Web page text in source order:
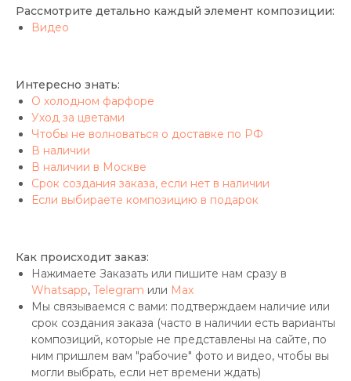
Рассмотрите детально каждый элемент композиции:
Видео
Интересно знать:
О холодном фарфоре
Уход за цветами
Чтобы не волноваться о доставке по РФ
В наличии
В наличии в Москве
Срок создания заказа, если нет в наличии
Если выбираете композицию в подарок
Как происходит заказ:
Нажимаете Заказать или пишите нам сразу в
Whatsapp, Telegram или Max
Мы связываемся с вами: подтверждаем наличие или
срок создания заказа (часто в наличии есть варианты
композиций, которые не представлены на сайте, по
ним пришлем вам "рабочие" фото и видео, чтобы вы
могли выбрать, если нет времени ждать)